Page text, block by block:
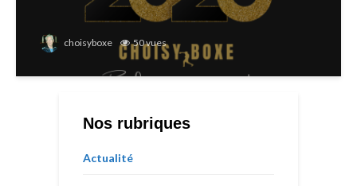
choisyboxe 50 vues
Nos rubriques
Actualité